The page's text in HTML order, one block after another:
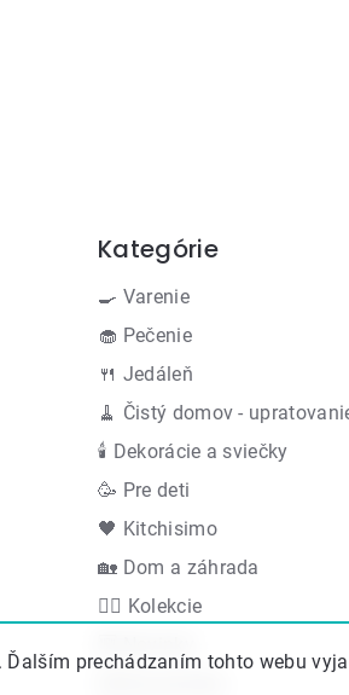
Ďalším prechádzaním tohto webu
Preskočiť
Kategórie
🍳 Varenie
🧁 Pečenie
🍴 Jedáleň
🧹 Čistý domov -
🕯 Dekorácie a sviečky
🥳 Pre deti
🖤 Kitchisimo
🏡 Dom a záhrada
👍🏻 Kolekcie